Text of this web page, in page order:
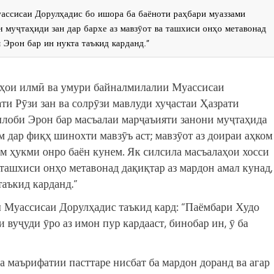
Дорулҳадис бо ишора ба баёноти раҳбари муаззами
зан дар бархе аз мавзӯот ва ташхиси онҳо метавонад
бар ин нукта таъкид карданд.”
илмӣ ва умури байналмилалии Муассисаи
зан ва солрӯзи мавлуди хуҷастаи Ҳазрати
Эрон бар масъалаи марҷаъияти занони муҷтаҳида
дар фиқҳ шинохти мавзӯъ аст; мавзӯот аз доираи аҳком
ҳукми онро баён кунем. Як силсила масъалаҳои хосси
онҳо метавонад дақиқтар аз мардон амал кунад,
карданд.”
Дорулҳадис таъкид кард: “Паёмбари Худо
ӯро аз имон пур кардааст, бинобар ин, ӯ ба
пасттаре нисбат ба мардон доранд ва агар